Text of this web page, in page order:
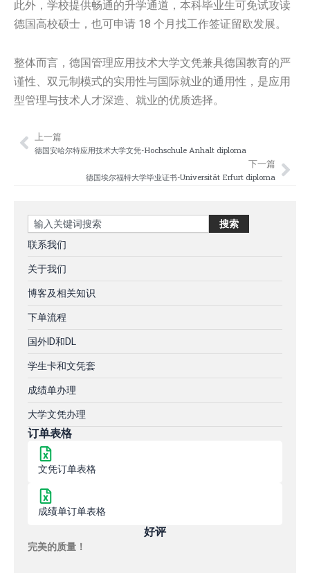
此外，学校提供畅通的升学通道，本科毕业生可免试攻读
德国高校硕士，也可申请 18 个月找工作签证留欧发展。
整体而言，德国管理应用技术大学文凭兼具德国教育的严
谨性、双元制模式的实用性与国际就业的通用性，是应用
型管理与技术人才深造、就业的优质选择。
Prev
上一篇
德国安哈尔特应用技术大学文凭-Hochschule Anhalt diploma
下一篇
德国埃尔福特大学毕业证书-Universität Erfurt diploma
Search 搜索
联系我们
关于我们
博客及相关知识
下单流程
国外ID和DL
学生卡和文凭套
成绩单办理
大学文凭办理
订单表格
文凭订单表格
成绩单订单表格
好评
完美的质量！